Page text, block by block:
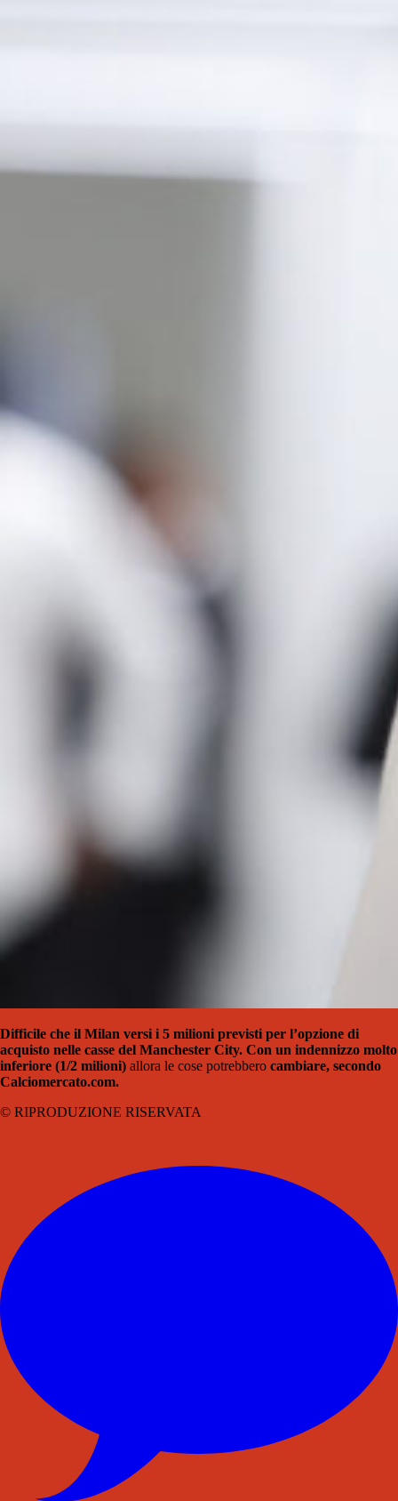
Difficile che il Milan versi i 5 milioni previsti per l’opzione di
acquisto nelle casse del Manchester City. Con un indennizzo molto
inferiore (1/2 milioni) allora le cose potrebbero cambiare, secondo
Calciomercato.com.
© RIPRODUZIONE RISERVATA